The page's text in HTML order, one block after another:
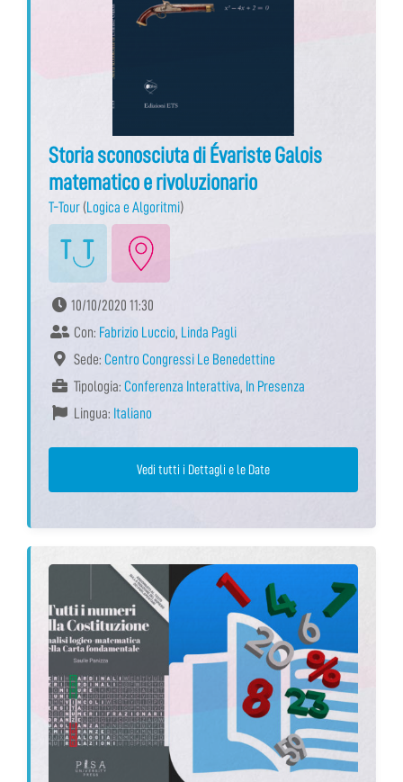
Storia sconosciuta di Évariste Galois
matematico e rivoluzionario
T-Tour (Logica e Algoritmi)
10/10/2020 11:30
Con: Fabrizio Luccio, Linda Pagli
Sede: Centro Congressi Le Benedettine
Tipologia: Conferenza Interattiva, In Presenza
Lingua: Italiano
Vedi tutti i Dettagli e le Date